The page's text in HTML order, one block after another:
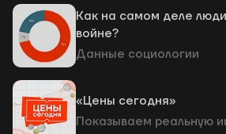
Как на самом деле
войне?
Данные социологии
«Цены сегодня»
Показываем реальную